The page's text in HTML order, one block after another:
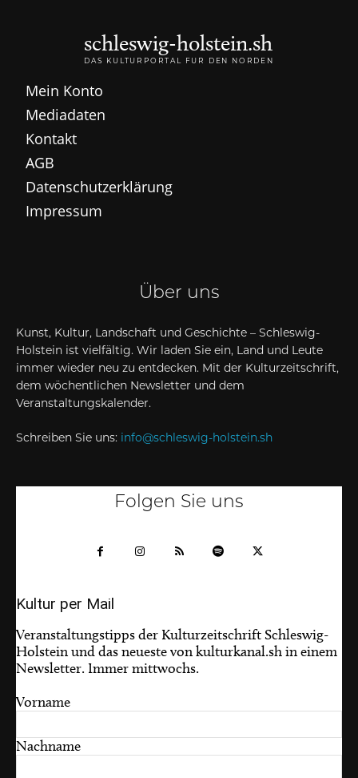
schleswig-holstein.sh
DAS KULTURPORTAL FÜR DEN NORDEN
Mein Konto
Mediadaten
Kontakt
AGB
Datenschutzerklärung
Impressum
Über uns
Kunst, Kultur, Landschaft und Geschichte – Schleswig-
Holstein ist vielfältig. Wir laden Sie ein, Land und Leute
immer wieder neu zu entdecken. Mit der Kulturzeitschrift,
dem wöchentlichen Newsletter und dem
Veranstaltungskalender.
Schreiben Sie uns: info@schleswig-holstein.sh
Folgen Sie uns
Kultur per Mail
Veranstaltungstipps der Kulturzeitschrift Schleswig-
Holstein und das neueste von kulturkanal.sh in einem
Newsletter. Immer mittwochs.
Vorname
Nachname